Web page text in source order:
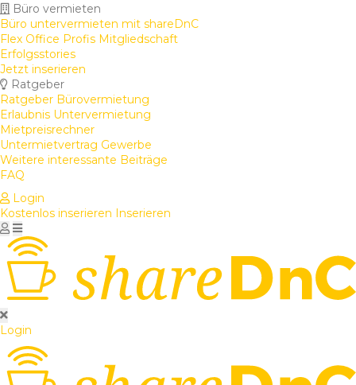
Büro vermieten
Büro untervermieten mit shareDnC
Flex Office Profis Mitgliedschaft
Erfolgsstories
Jetzt inserieren
Ratgeber
Ratgeber Bürovermietung
Erlaubnis Untervermietung
Mietpreisrechner
Untermietvertrag Gewerbe
Weitere interessante Beiträge
FAQ
Login
Kostenlos inserieren Inserieren
Login